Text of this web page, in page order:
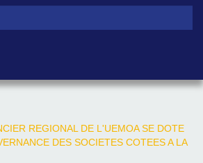
de recherche
REGIONAL DE L'UEMOA SE DOTE
DES SOCIETES COTEES A LA